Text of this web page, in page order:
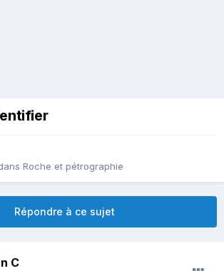
Roche et pétrographie
Répondre à ce sujet
C